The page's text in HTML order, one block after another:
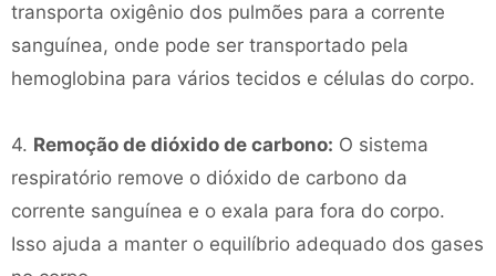
transporta oxigênio dos pulmões para a corrente
sanguínea, onde pode ser transportado pela
hemoglobina para vários tecidos e células do corpo.
4. Remoção de dióxido de carbono: O sistema
respiratório remove o dióxido de carbono da
corrente sanguínea e o exala para fora do corpo.
Isso ajuda a manter o equilíbrio adequado dos gases